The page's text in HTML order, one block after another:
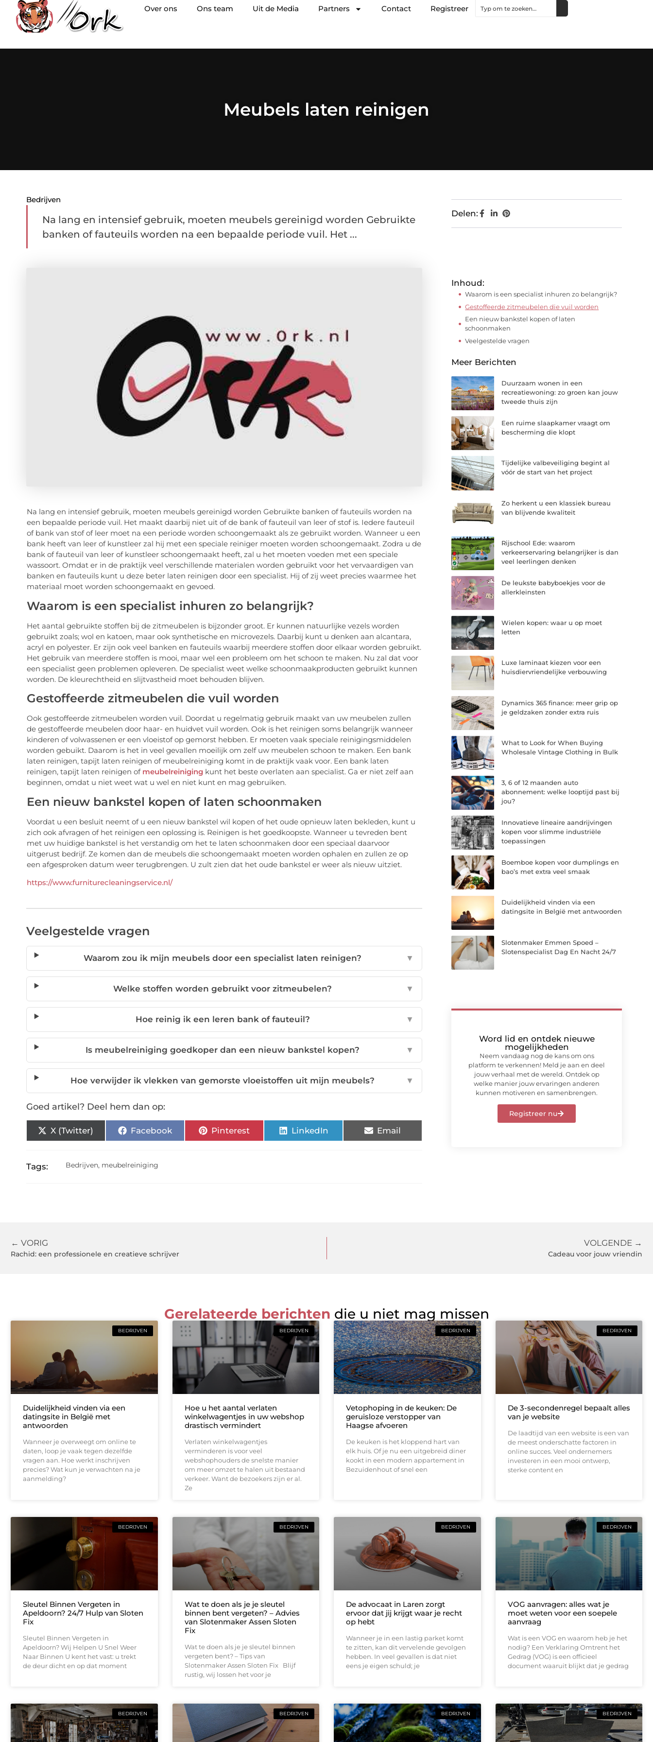
Over ons Ons team Uit de Media Partners Contact Registreer
Meubels laten reinigen
Bedrijven
Na lang en intensief gebruik, moeten meubels gereinigd worden Gebruikte
banken of fauteuils worden na een bepaalde periode vuil. Het ...
Na lang en intensief gebruik, moeten meubels gereinigd worden Gebruikte banken of fauteuils worden na
een bepaalde periode vuil. Het maakt daarbij niet uit of de bank of fauteuil van leer of stof is. Iedere fauteuil
of bank van stof of leer moet na een periode worden schoongemaakt als ze gebruikt worden. Wanneer u een
bank heeft van leer of kunstleer zal hij met een speciale reiniger moeten worden schoongemaakt. Zodra u de
bank of fauteuil van leer of kunstleer schoongemaakt heeft, zal u het moeten voeden met een speciale
wassoort. Omdat er in de praktijk veel verschillende materialen worden gebruikt voor het vervaardigen van
banken en fauteuils kunt u deze beter laten reinigen door een specialist. Hij of zij weet precies waarmee het
materiaal moet worden schoongemaakt en gevoed.
Waarom is een specialist inhuren zo belangrijk?
Het aantal gebruikte stoffen bij de zitmeubelen is bijzonder groot. Er kunnen natuurlijke vezels worden
gebruikt zoals; wol en katoen, maar ook synthetische en microvezels. Daarbij kunt u denken aan alcantara,
acryl en polyester. Er zijn ook veel banken en fauteuils waarbij meerdere stoffen door elkaar worden gebruikt.
Het gebruik van meerdere stoffen is mooi, maar wel een probleem om het schoon te maken. Nu zal dat voor
een specialist geen problemen opleveren. De specialist weet welke schoonmaakproducten gebruikt kunnen
worden. De kleurechtheid en slijtvastheid moet behouden blijven.
Gestoffeerde zitmeubelen die vuil worden
Ook gestoffeerde zitmeubelen worden vuil. Doordat u regelmatig gebruik maakt van uw meubelen zullen
de gestoffeerde meubelen door haar- en huidvet vuil worden. Ook is het reinigen soms belangrijk wanneer
kinderen of volwassenen er een vloeistof op gemorst hebben. Er moeten vaak speciale reinigingsmiddelen
worden gebuikt. Daarom is het in veel gevallen moeilijk om zelf uw meubelen schoon te maken. Een bank
laten reinigen, tapijt laten reinigen of meubelreiniging komt in de praktijk vaak voor. Een bank laten
reinigen, tapijt laten reinigen of meubelreinigingkunt het beste overlaten aan specialist. Ga er niet zelf aan
beginnen, omdat u niet weet wat u wel en niet kunt en mag gebruiken.
Een nieuw bankstel kopen of laten schoonmaken
Voordat u een besluit neemt of u een nieuw bankstel wil kopen of het oude opnieuw laten bekleden, kunt u
zich ook afvragen of het reinigen een oplossing is. Reinigen is het goedkoopste. Wanneer u tevreden bent
met uw huidige bankstel is het verstandig om het te laten schoonmaken door een speciaal daarvoor
uitgerust bedrijf. Ze komen dan de meubels die schoongemaakt moeten worden ophalen en zullen ze op
een afgesproken datum weer terugbrengen. U zult zien dat het oude bankstel er weer als nieuw uitziet.
https://www.furniturecleaningservice.nl/
Veelgestelde vragen
Waarom zou ik mijn meubels door een specialist laten reinigen? ▼
Welke stoffen worden gebruikt voor zitmeubelen? ▼
Hoe reinig ik een leren bank of fauteuil? ▼
Is meubelreiniging goedkoper dan een nieuw bankstel kopen? ▼
Hoe verwijder ik vlekken van gemorste vloeistoffen uit mijn meubels? ▼
Goed artikel? Deel hem dan op:
X (Twitter) Facebook Pinterest LinkedIn Email
Tags: Bedrijven, meubelreiniging
Delen:
Inhoud:
Waarom is een specialist inhuren zo belangrijk?
Gestoffeerde zitmeubelen die vuil worden
Een nieuw bankstel kopen of laten
schoonmaken
Veelgestelde vragen
Meer Berichten
Duurzaam wonen in een
recreatiewoning: zo groen kan jouw
tweede thuis zijn
Een ruime slaapkamer vraagt om
bescherming die klopt
Tijdelijke valbeveiliging begint al
vóór de start van het project
Zo herkent u een klassiek bureau
van blijvende kwaliteit
Rijschool Ede: waarom
verkeerservaring belangrijker is dan
veel leerlingen denken
De leukste babyboekjes voor de
allerkleinsten
Wielen kopen: waar u op moet
letten
Luxe laminaat kiezen voor een
huisdiervriendelijke verbouwing
Dynamics 365 finance: meer grip op
je geldzaken zonder extra ruis
What to Look for When Buying
Wholesale Vintage Clothing in Bulk
3, 6 of 12 maanden auto
abonnement: welke looptijd past bij
jou?
Innovatieve lineaire aandrijvingen
kopen voor slimme industriële
toepassingen
Boemboe kopen voor dumplings en
bao’s met extra veel smaak
Duidelijkheid vinden via een
datingsite in België met antwoorden
Slotenmaker Emmen Spoed –
Slotenspecialist Dag En Nacht 24/7
Word lid en ontdek nieuwe
mogelijkheden
Neem vandaag nog de kans om ons
platform te verkennen! Meld je aan en deel
jouw verhaal met de wereld. Ontdek op
welke manier jouw ervaringen anderen
kunnen motiveren en samenbrengen.
Registreer nu
← VORIG
Rachid: een professionele en creatieve schrijver
VOLGENDE →
Cadeau voor jouw vriendin
Gerelateerde berichten die u niet mag missen
BEDRIJVEN
Duidelijkheid vinden via een
datingsite in België met
antwoorden
Wanneer je overweegt om online te
daten, loop je vaak tegen dezelfde
vragen aan. Hoe werkt inschrijven
precies? Wat kun je verwachten na je
aanmelding?
BEDRIJVEN
Hoe u het aantal verlaten
winkelwagentjes in uw webshop
drastisch vermindert
Verlaten winkelwagentjes
verminderen is voor veel
webshophouders de snelste manier
om meer omzet te halen uit bestaand
verkeer. Want de bezoekers zijn er al.
Ze
BEDRIJVEN
Vetophoping in de keuken: De
geruisloze verstopper van
Haagse afvoeren
De keuken is het kloppend hart van
elk huis. Of je nu een uitgebreid diner
kookt in een modern appartement in
Bezuidenhout of snel een
BEDRIJVEN
De 3-secondenregel bepaalt alles
van je website
De laadtijd van een website is een van
de meest onderschatte factoren in
online succes. Veel ondernemers
investeren in een mooi ontwerp,
sterke content en
BEDRIJVEN
Sleutel Binnen Vergeten in
Apeldoorn? 24/7 Hulp van Sloten
Fix
Sleutel Binnen Vergeten in
Apeldoorn? Wij Helpen U Snel Weer
Naar Binnen U kent het vast: u trekt
de deur dicht en op dat moment
BEDRIJVEN
Wat te doen als je je sleutel
binnen bent vergeten? – Advies
van Slotenmaker Assen Sloten
Fix
Wat te doen als je je sleutel binnen
vergeten bent? – Tips van
Slotenmaker Assen Sloten Fix Blijf
rustig, wij lossen het voor je
BEDRIJVEN
De advocaat in Laren zorgt
ervoor dat jij krijgt waar je recht
op hebt
Wanneer je in een lastig parket komt
te zitten, kan dit vervelende gevolgen
hebben. In veel gevallen is dat niet
eens je eigen schuld; je
BEDRIJVEN
VOG aanvragen: alles wat je
moet weten voor een soepele
aanvraag
Wat is een VOG en waarom heb je het
nodig? Een Verklaring Omtrent het
Gedrag (VOG) is een officieel
document waaruit blijkt dat je gedrag
BEDRIJVEN BEDRIJVEN BEDRIJVEN BEDRIJVEN